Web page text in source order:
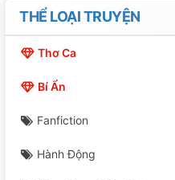
THỂ LOẠI TRUYỆN
Thơ Ca
Bí Ẩn
Fanfiction
Hành Động